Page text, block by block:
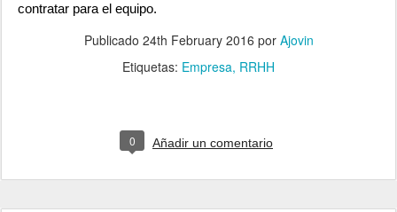
contratar para el equipo.
Publicado 24th February 2016 por Ajovin
Etiquetas: Empresa RRHH
0 Añadir un comentario